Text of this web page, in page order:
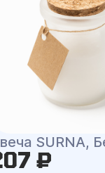
SURNA,
₽